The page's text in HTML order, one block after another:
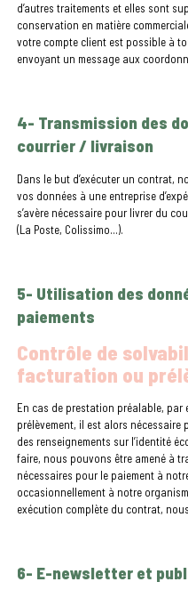
d’autres traitements et elles sont
conservation en matière
votre compte client est possible à
envoyant un message aux
4- Transmission des
courrier / livraison
Dans le but d’exécuter un contrat,
vos données à une entreprise
s’avère nécessaire pour livrer du
(La Poste, Colissimo…).
5- Utilisation des
paiements
Contrôle de
facturation ou
En cas de prestation préalable, par
prélèvement, il est alors
des renseignements sur l’identité
faire, nous pouvons être amené à
nécessaires pour le paiement à
occasionnellement à notre
exécution complète du contrat,
6- E-newsletter et